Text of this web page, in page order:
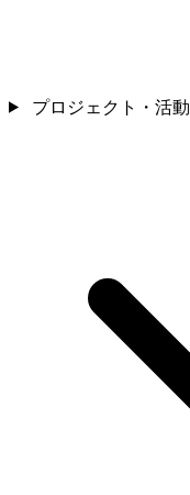
プロジェクト・活動